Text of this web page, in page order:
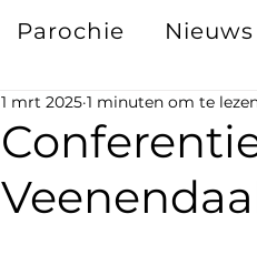
Parochie Nieuws
1 mrt 2025 1 minuten om te